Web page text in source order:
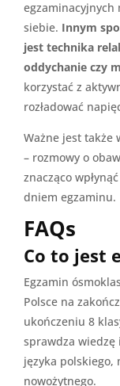
egzaminacyjnych
siebie. Innym
jest technika
oddychanie czy
korzystać z
rozładować
Ważne jest także
– rozmowy o
znacząco
dniem egzaminu.
FAQs
Co to jest
Egzamin
Polsce na
ukończeniu 8
sprawdza
języka polskiego,
nowożytnego.